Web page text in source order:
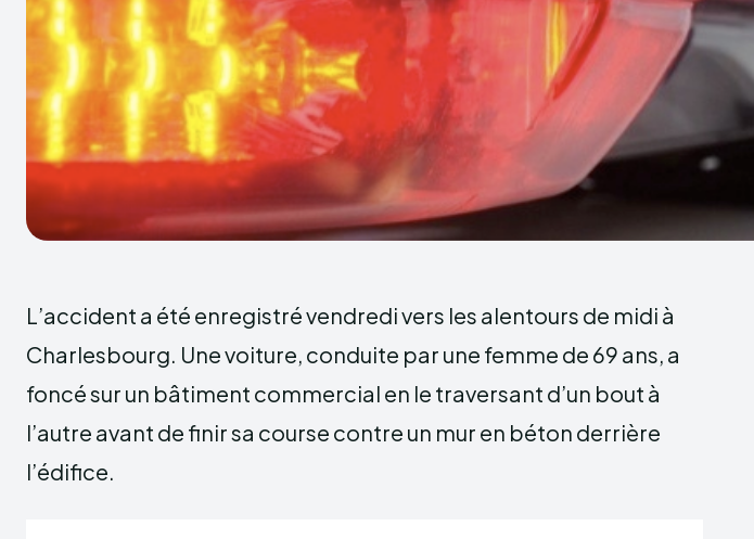
L’accident a été enregistré vendredi vers les alentours de midi à
Charlesbourg. Une voiture, conduite par une femme de 69 ans, a
foncé sur un bâtiment commercial en le traversant d’un bout à
l’autre avant de finir sa course contre un mur en béton derrière
l’édifice.